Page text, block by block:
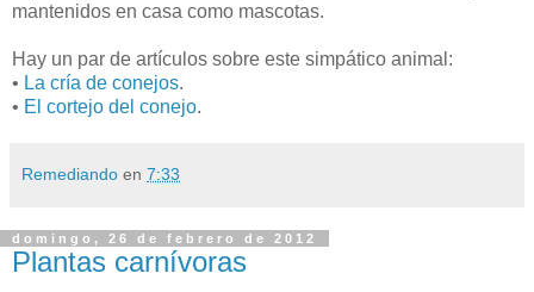
mantenidos en casa como mascotas.
Hay un par de artículos sobre este simpático animal:
• La cría de conejos.
• El cortejo del conejo.
Remediando en 7:33
domingo, 26 de febrero de 2012
Plantas carnívoras